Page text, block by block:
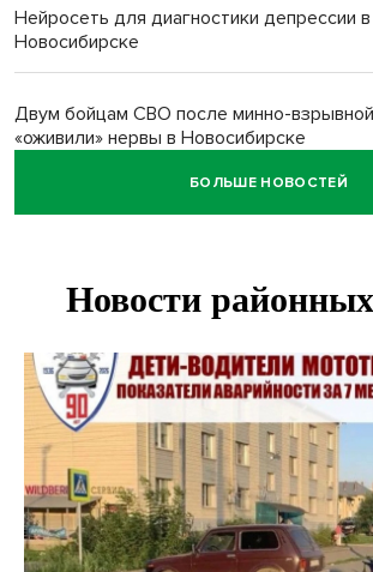
Нейросеть для диагностики депрессии
Новосибирске
Двум бойцам СВО после минно-
«оживили» нервы в Новосибирске
БОЛЬШЕ НОВОСТЕЙ